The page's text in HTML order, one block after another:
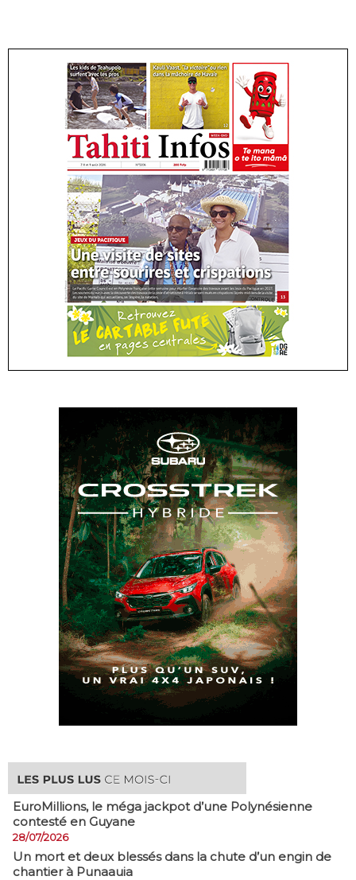
EuroMillions, ​le méga jackpot d’une Polynésienne
contesté en Guyane
28/07/2026
​Un mort et deux blessés dans la chute d’un engin de
chantier à Punaauia